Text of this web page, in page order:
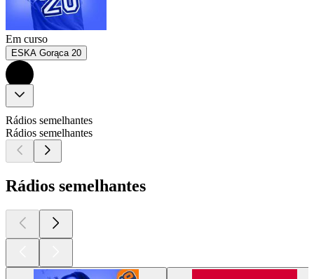
Em curso
ESKA Gorąca 20
Rádios semelhantes
Rádios semelhantes
Rádios semelhantes